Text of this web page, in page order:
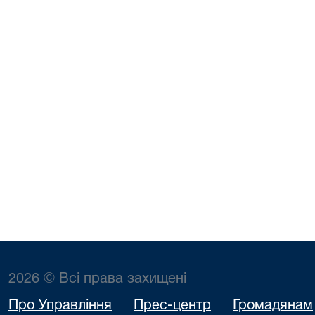
2026 © Всі права захищені
Про Управління Прес-центр Громадянам